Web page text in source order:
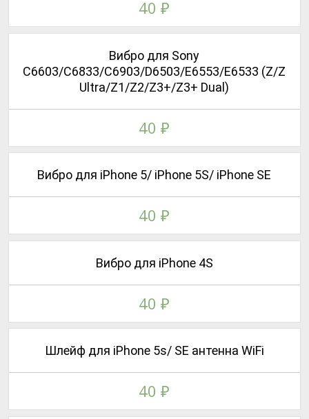
Шлейф для iPhone 5s/ SE антенна WiFi
40₽
Вибро для iPhone 4S
40₽
Вибро для iPhone 5/ iPhone 5S/ iPhone SE
40₽
Вибро для Sony
C6603/C6833/C6903/D6503/E6553/E6533 (Z/Z
Ultra/Z1/Z2/Z3+/Z3+ Dual)
40₽
40₽